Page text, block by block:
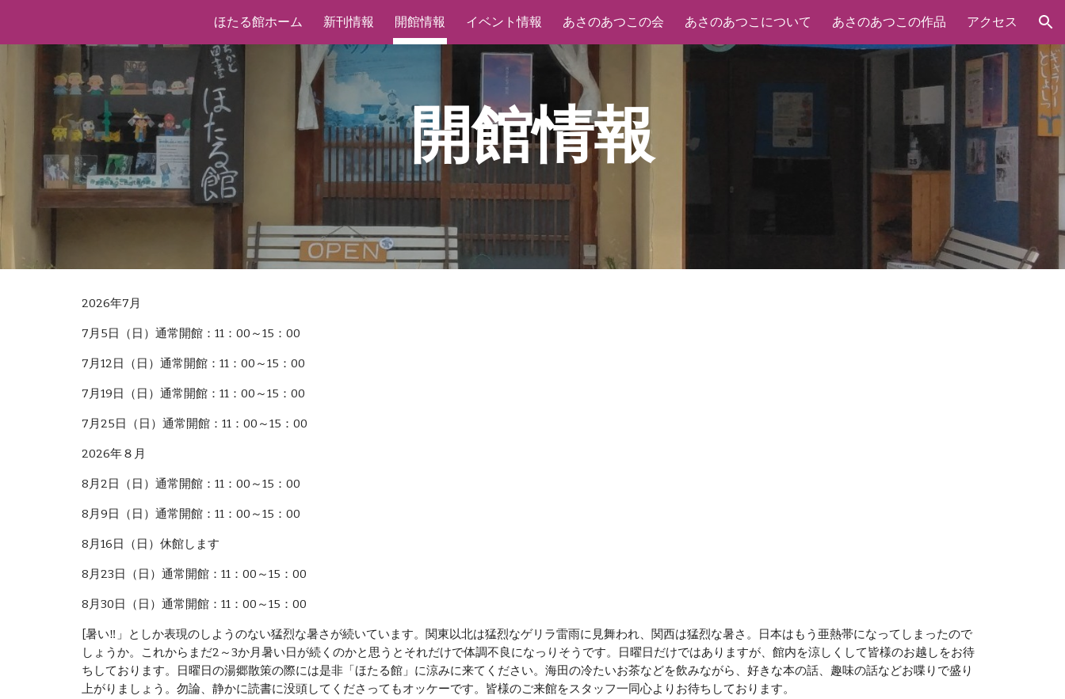
Skip to main content Skip to navigation
ほたる館ホーム 新刊情報 開館情報 イベント情報 あさのあつこの会 あさのあつこについて あさのあつこの作品 アクセス
開館情報
2026年7月
7月5日（日）通常開館：11：00～15：00
7月12日（日）通常開館：11：00～15：00
7月19日（日）通常開館：11：00～15：00
7月25日（日）通常開館：11：00～15：00
2026年８月
8月2日（日）通常開館：11：00～15：00
8月9日（日）通常開館：11：00～15：00
8月16日（日）休館します
8月23日（日）通常開館：11：00～15：00
8月30日（日）通常開館：11：00～15：00
[暑い‼」としか表現のしようのない猛烈な暑さが続いています。関東以北は猛烈なゲリラ雷雨に見舞われ、関西は猛烈な暑さ。日本はもう亜熱帯になってしまったので
しょうか。これからまだ2～3か月暑い日が続くのかと思うとそれだけで体調不良になっりそうです。日曜日だけではありますが、館内を涼しくして皆様のお越しをお待
ちしております。日曜日の湯郷散策の際には是非「ほたる館」に涼みに来てください。海田の冷たいお茶などを飲みながら、好きな本の話、趣味の話などお喋りで盛り
上がりましょう。勿論、静かに読書に没頭してくださってもオッケーです。皆様のご来館をスタッフ一同心よりお待ちしております。